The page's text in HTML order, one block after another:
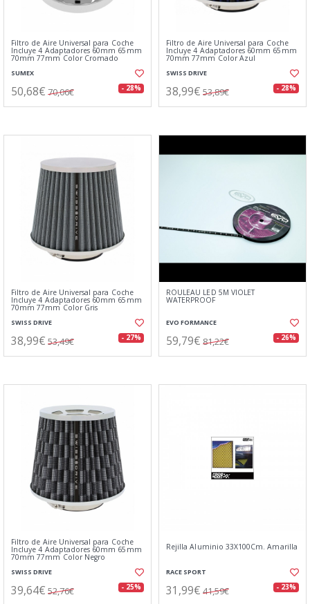
Filtro de Aire Universal para Coche
Incluye 4 Adaptadores 60mm 65mm
70mm 77mm Color Cromado
SUMEX
50,68€ 70,06€ - 28%
Filtro de Aire Universal para Coche
Incluye 4 Adaptadores 60mm 65mm
70mm 77mm Color Azul
SWISS DRIVE
38,99€ 53,89€ - 28%
Filtro de Aire Universal para Coche
Incluye 4 Adaptadores 60mm 65mm
70mm 77mm Color Gris
SWISS DRIVE
38,99€ 53,49€ - 27%
ROULEAU LED 5M VIOLET
WATERPROOF
EVO FORMANCE
59,79€ 81,22€ - 26%
Filtro de Aire Universal para Coche
Incluye 4 Adaptadores 60mm 65mm
70mm 77mm Color Negro
SWISS DRIVE
39,64€ 52,76€ - 25%
Rejilla Aluminio 33X100Cm. Amarilla
RACE SPORT
31,99€ 41,59€ - 23%